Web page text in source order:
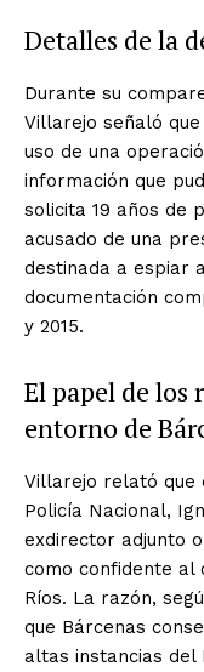
Detalles de la
Durante su
Villarejo señaló
uso de una
información que
solicita 19 años de
acusado de una
destinada a espiar
documentación
y 2015.
El papel de los
entorno de
Villarejo relató que
Policía Nacional,
exdirector adjunto
como confidente al
Ríos. La razón,
que Bárcenas
altas instancias del